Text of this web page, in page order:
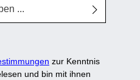
zur Kenntnis
und bin mit ihnen